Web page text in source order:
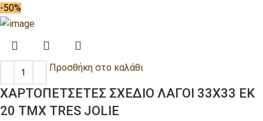
-50%
Προσθήκη στο καλάθι
ΧΑΡΤΟΠΕΤΣΕΤΕΣ ΣΧΕΔΙΟ ΛΑΓΟΙ 33Χ33 ΕΚ
20 ΤΜΧ TRES JOLIE